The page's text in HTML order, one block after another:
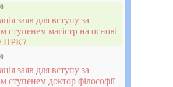
заяв для вступу за
ступенем магістр на основі
НРК7
заяв для вступу за
ступенем доктор філософії